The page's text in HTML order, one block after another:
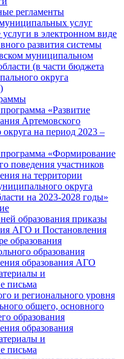
регламенты
услуг
в электронном виде
развития системы
муниципальном
(в части бюджета
округа
«Развитие
Артемовского
на период 2023 –
«Формирование
поведения участников
на территории
округа
на 2023-2028 годы»
образования приказы
АГО и Постановления
образования
образования
образования АГО
и
письма
и регионального уровня
общего, основного
образования
образования
и
письма